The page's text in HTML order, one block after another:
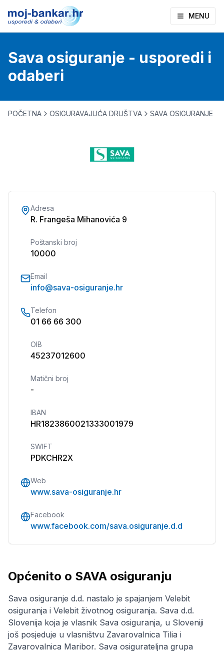
MENU
Sava osiguranje - usporedi i
odaberi
POČETNA OSIGURAVAJUĆA DRUŠTVA SAVA OSIGURANJE
Adresa
R. Frangeša Mihanovića 9
Poštanski broj
10000
Email
info@sava-osiguranje.hr
Telefon
01 66 66 300
OIB
45237012600
Matični broj
-
IBAN
HR1823860021333001979
SWIFT
PDKCHR2X
Web
www.sava-osiguranje.hr
Facebook
www.facebook.com/sava.osiguranje.d.d
Općenito o SAVA osiguranju
Sava osiguranje d.d. nastalo je spajanjem Velebit
osiguranja i Velebit životnog osiguranja. Sava d.d.
Slovenija koja je vlasnik Sava osiguranja, u Sloveniji
još posjeduje u vlasništvu Zavarovalnica Tilia i
Zavarovalnica Maribor. Sava osigurateljna grupa